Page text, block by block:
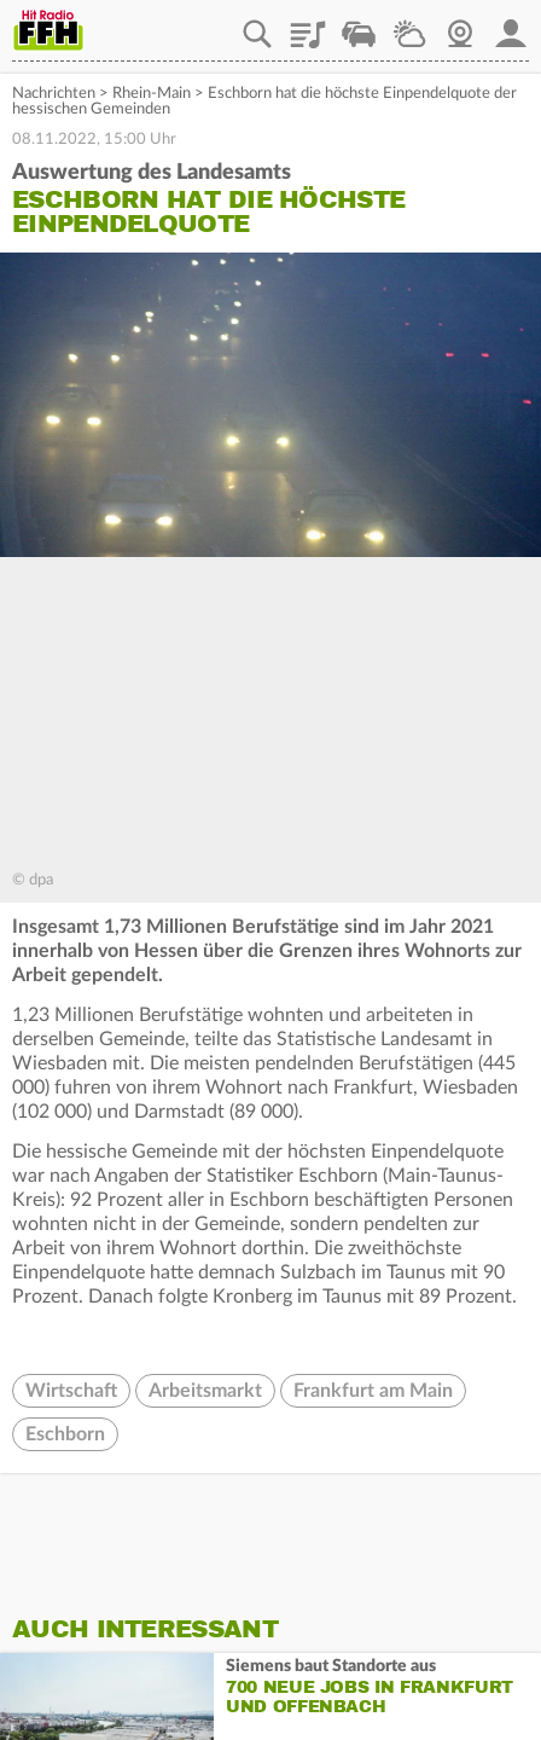
PlaylistStaupilotWetterWebcam
Nachrichten > Rhein-Main > Eschborn hat die höchste Einpendelquote der
hessischen Gemeinden
08.11.2022, 15:00 Uhr
Auswertung des Landesamts
ESCHBORN HAT DIE HÖCHSTE
EINPENDELQUOTE
© dpa
Insgesamt 1,73 Millionen Berufstätige sind im Jahr 2021
innerhalb von Hessen über die Grenzen ihres Wohnorts zur
Arbeit gependelt.
1,23 Millionen Berufstätige wohnten und arbeiteten in
derselben Gemeinde, teilte das Statistische Landesamt in
Wiesbaden mit. Die meisten pendelnden Berufstätigen (445
000) fuhren von ihrem Wohnort nach Frankfurt, Wiesbaden
(102 000) und Darmstadt (89 000).
Die hessische Gemeinde mit der höchsten Einpendelquote
war nach Angaben der Statistiker Eschborn (Main-Taunus-
Kreis): 92 Prozent aller in Eschborn beschäftigten Personen
wohnten nicht in der Gemeinde, sondern pendelten zur
Arbeit von ihrem Wohnort dorthin. Die zweithöchste
Einpendelquote hatte demnach Sulzbach im Taunus mit 90
Prozent. Danach folgte Kronberg im Taunus mit 89 Prozent.
Wirtschaft Arbeitsmarkt Frankfurt am Main
Eschborn
AUCH INTERESSANT
Siemens baut Standorte aus
700 NEUE JOBS IN FRANKFURT
UND OFFENBACH